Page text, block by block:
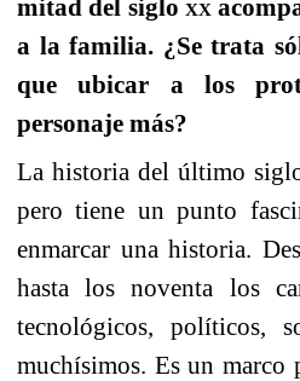
mitad del sigloxx
a la familia. ¿Se trata
que ubicar a los
personaje más?
La historia del último siglo
pero tiene un punto
enmarcar una historia.
hasta los noventa los
tecnológicos, políticos,
muchísimos. Es un marco